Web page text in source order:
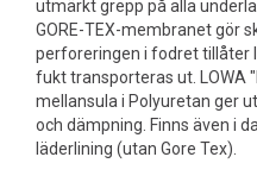
utmärkt grepp på alla
GORE-TEX-membranet gör
perforeringen i fodret tillåter
fukt transporteras ut. LOWA
mellansula i Polyuretan ger
och dämpning. Finns även i
läderlining (utan Gore Tex).